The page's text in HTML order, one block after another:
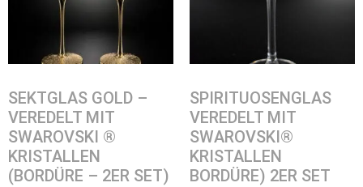
SEKTGLAS GOLD –
VEREDELT MIT
SWAROVSKI ®
KRISTALLEN
(BORDÜRE – 2ER SET)
SPIRITUOSENGLAS
VEREDELT MIT
SWAROVSKI®
KRISTALLEN
BORDÜRE) 2ER SET